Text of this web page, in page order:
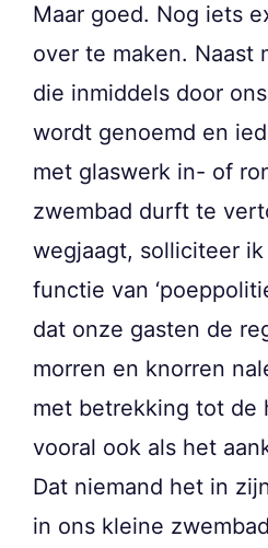
Maar goed. Nog iets
over te maken. Naast
die inmiddels door ons
wordt genoemd en
met glaswerk in- of
zwembad durft te
wegjaagt, solliciteer
functie van
dat onze gasten de
morren en knorren
met betrekking tot de
vooral ook als het
Dat niemand het in
in ons kleine